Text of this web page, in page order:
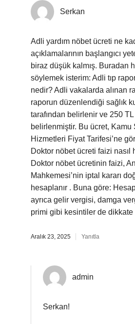
Serkan
Adli yardım nöbet ücreti ne
açıklamalarının başlangıcı
biraz düşük kalmış. Buradan
söylemek isterim: Adli tıp
nedir? Adli vakalarda alınan
raporun düzenlendiği sağlık
tarafından belirlenir ve 250
belirlenmiştir. Bu ücret, Kamu
Hizmetleri Fiyat Tarifesi’ne
Doktor nöbet ücreti faizi nasıl
Doktor nöbet ücretinin faizi,
Mahkemesi’nin iptal kararı
hesaplanır . Buna göre:
ayrıca gelir vergisi, damga
primi gibi kesintiler de dikkate
Aralık 23, 2025 Yanıtla
admin
Serkan!